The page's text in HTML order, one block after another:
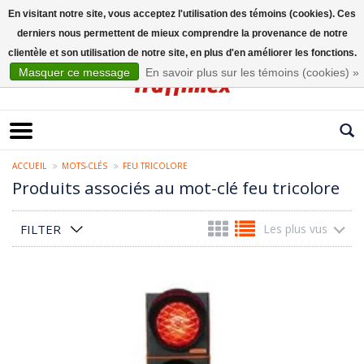
ACCUEIL MOTS-CLÉS FEU TRICOLORE
Produits associés au mot-clé feu tricolore
FILTER Les plus vus
En visitant notre site, vous acceptez l'utilisation des témoins (cookies). Ces
derniers nous permettent de mieux comprendre la provenance de notre
clientèle et son utilisation de notre site, en plus d'en améliorer les fonctions.
Masquer ce message En savoir plus sur les témoins (cookies) »